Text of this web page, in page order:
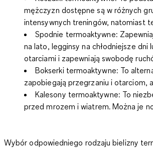
mężczyzn dostępne są w różnych
intensywnych treningów, natomiast
Spodnie termoaktywne:
na lato, legginsy na chłodniejsze
otarciami i zapewniają swobodę
Bokserki termoaktywne: To
zapobiegają przegrzaniu i otarciom,
Kalesony termoaktywne: To
przed mrozem i wiatrem. Można je
Wybór odpowiedniego rodzaju bielizny